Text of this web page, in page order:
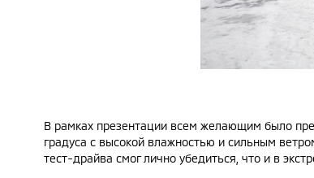
В рамках презентации всем желающим было
градуса с высокой влажностью и сильным
тест-драйва смог лично убедиться, что и в